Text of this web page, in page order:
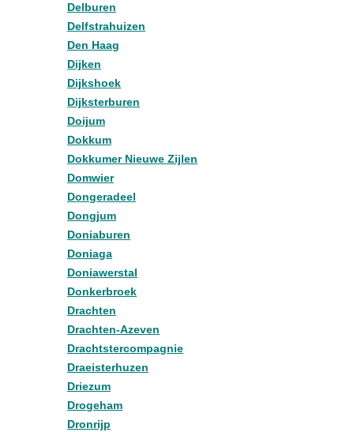
Delburen
Delfstrahuizen
Den Haag
Dijken
Dijkshoek
Dijksterburen
Doijum
Dokkum
Dokkumer Nieuwe Zijlen
Domwier
Dongeradeel
Dongjum
Doniaburen
Doniaga
Doniawerstal
Donkerbroek
Drachten
Drachten-Azeven
Drachtstercompagnie
Draeisterhuzen
Driezum
Drogeham
Dronrijp